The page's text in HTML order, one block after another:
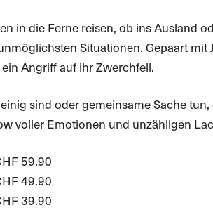
in die Ferne reisen, ob ins Ausland
Situationen. Gepaart
Angriff auf ihr Zwerchfell.
sind oder gemeinsame Sache
voller Emotionen und unzähligen
59.90
49.90
39.90